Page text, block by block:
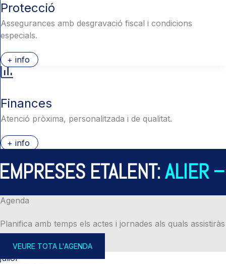
Protecció
Assegurances amb desgravació fiscal i condicions
especials.
+ info
Finances
Atenció pròxima, personalitzada i de qualitat.
+ info
ETALENT:ALIER –
Agenda
Planifica amb temps els actes i jornades als quals assistiràs
VEURE TOTA L'AGENDA
juliol